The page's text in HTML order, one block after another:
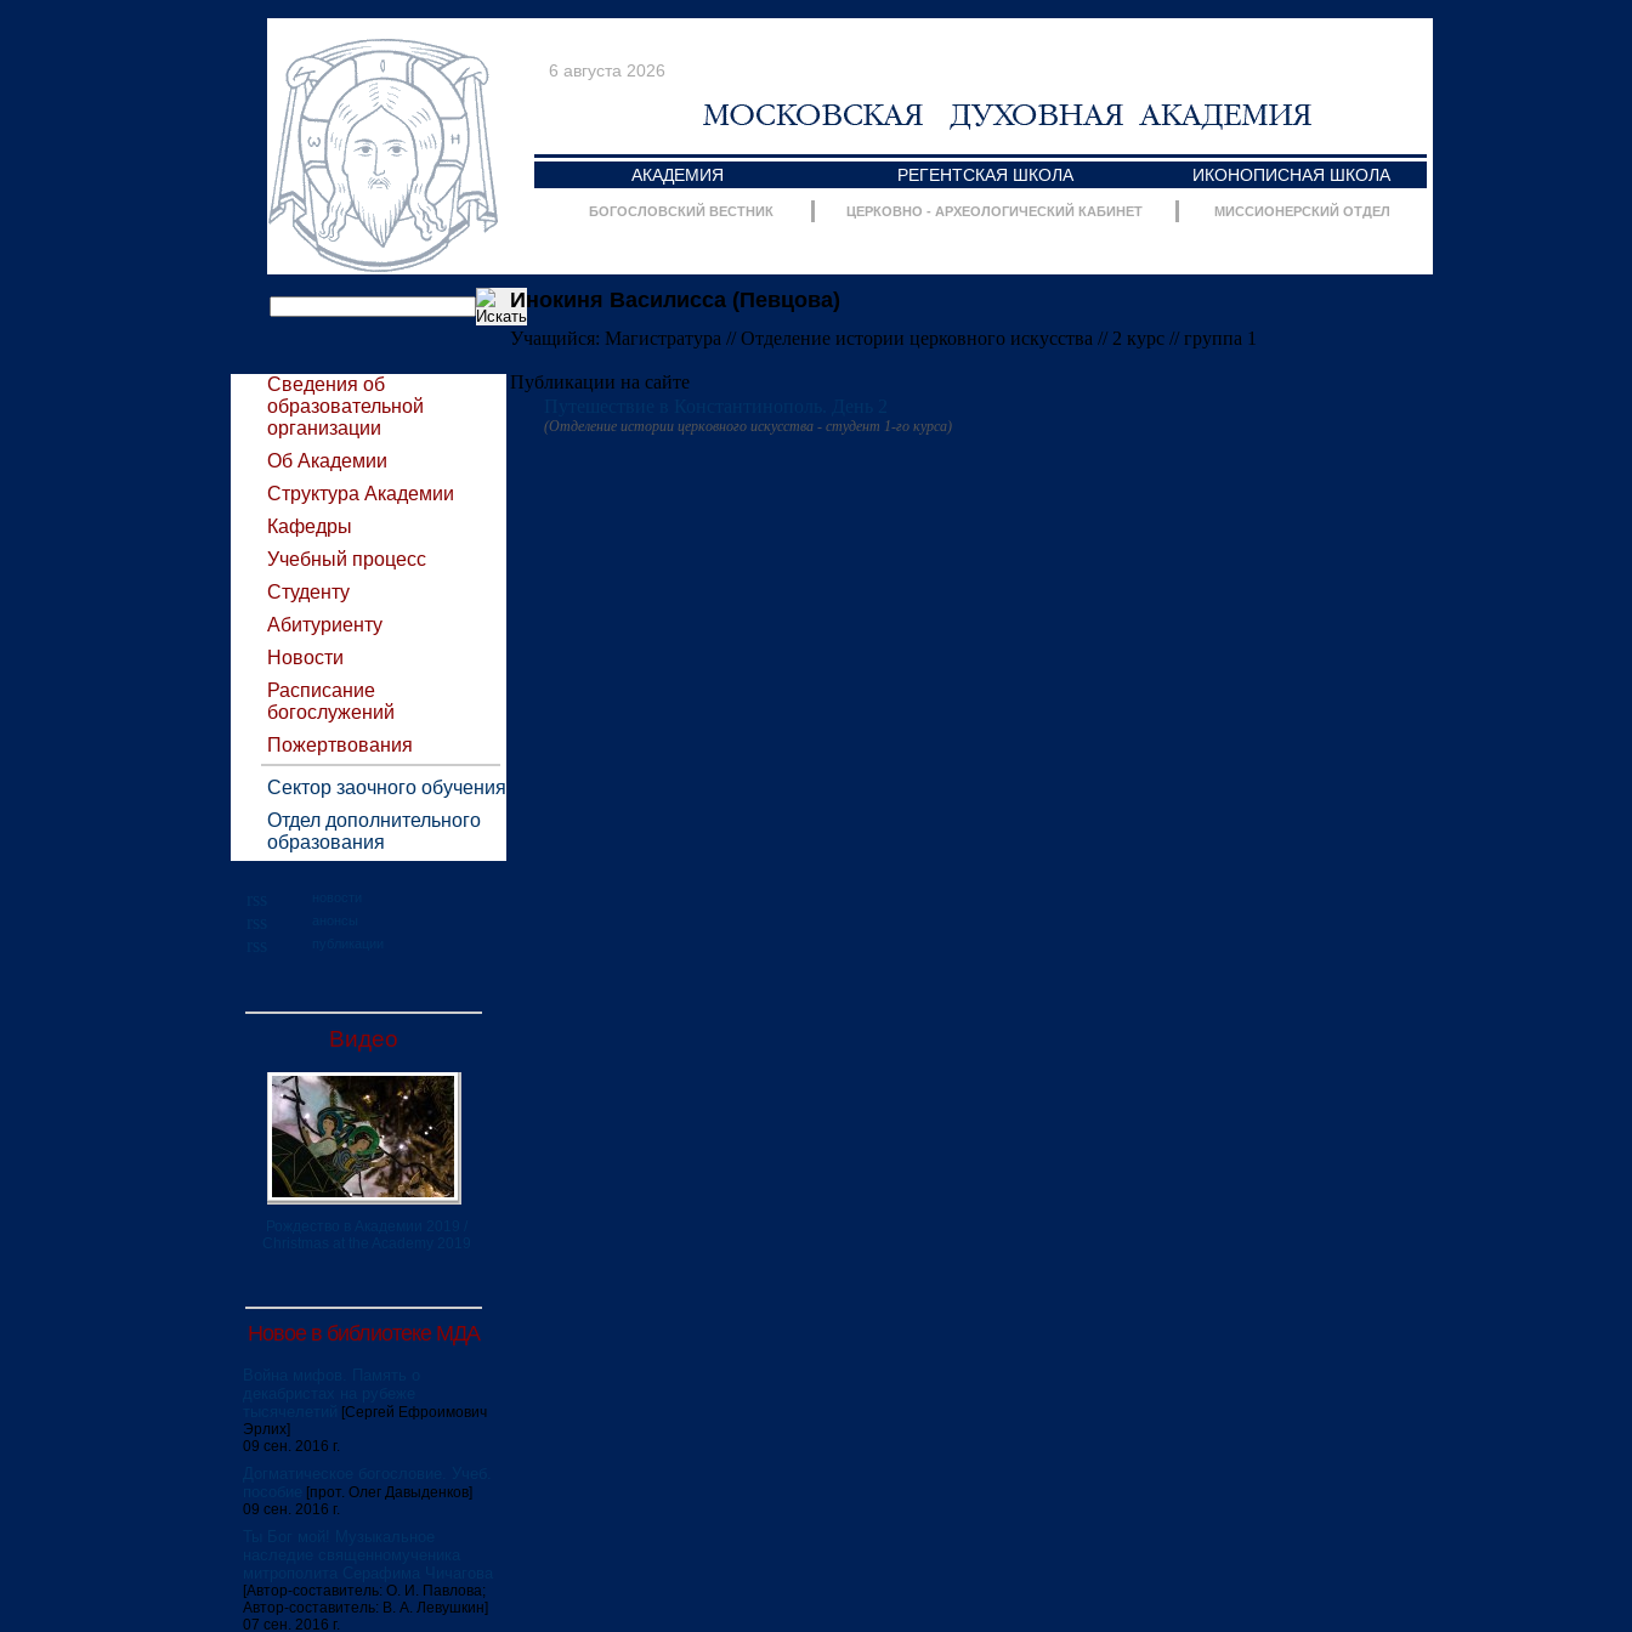
6 августа 2026
АКАДЕМИЯ РЕГЕНТСКАЯ ШКОЛА ИКОНОПИСНАЯ ШКОЛА
БОГОСЛОВСКИЙ ВЕСТНИК ЦЕРКОВНО - АРХЕОЛОГИЧЕСКИЙ КАБИНЕТ МИССИОНЕРСКИЙ ОТДЕЛ
Сведения об
образовательной
организации
Об Академии
Структура Академии
Кафедры
Учебный процесс
Студенту
Абитуриенту
Новости
Расписание
богослужений
Пожертвования
Сектор заочного обучения
Отдел дополнительного
образования
Видео
Новое в библиотеке МДА
[Сергей Ефроимович
Эрлих]
09 сен. 2016 г.
[прот. Олег Давыденков]
09 сен. 2016 г.
[Автор-составитель: О. И. Павлова;
Автор-составитель: В. А. Левушкин]
07 сен. 2016 г.
Инокиня Василисса (Певцова)
Учащийся: Магистратура // Отделение истории церковного искусства // 2 курс // группа 1
Публикации на сайте
(Отделение истории церковного искусства - студент 1-го курса)